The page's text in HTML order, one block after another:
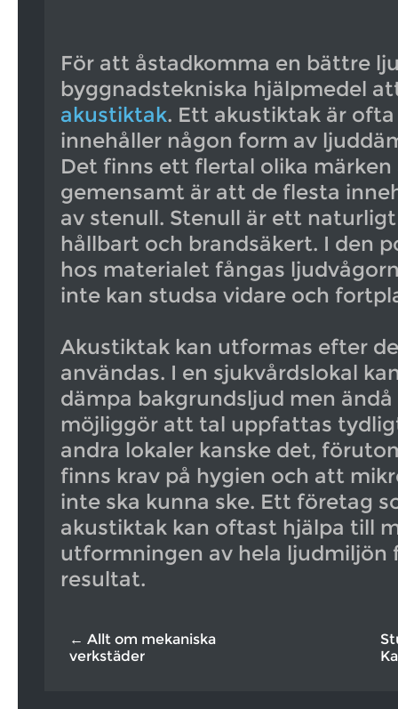
För att åstadkomma en bättre
byggnadstekniska hjälpmedel
akustiktak. Ett akustiktak är
innehåller någon form av
Det finns ett flertal olika märken
gemensamt är att de flesta
av stenull. Stenull är ett
hållbart och brandsäkert. I den
hos materialet fångas
inte kan studsa vidare och
Akustiktak kan utformas efter
användas. I en sjukvårdslokal
dämpa bakgrundsljud men
möjliggör att tal uppfattas
andra lokaler kanske det,
finns krav på hygien och att
inte ska kunna ske. Ett företag
akustiktak kan oftast hjälpa till
utformningen av hela
resultat.
← Allt om mekaniska
verkstäder